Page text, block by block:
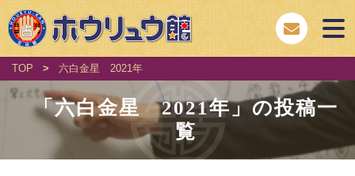
TOP > 六白金星 2021年
「六白金星 2021年」の投稿一
覧